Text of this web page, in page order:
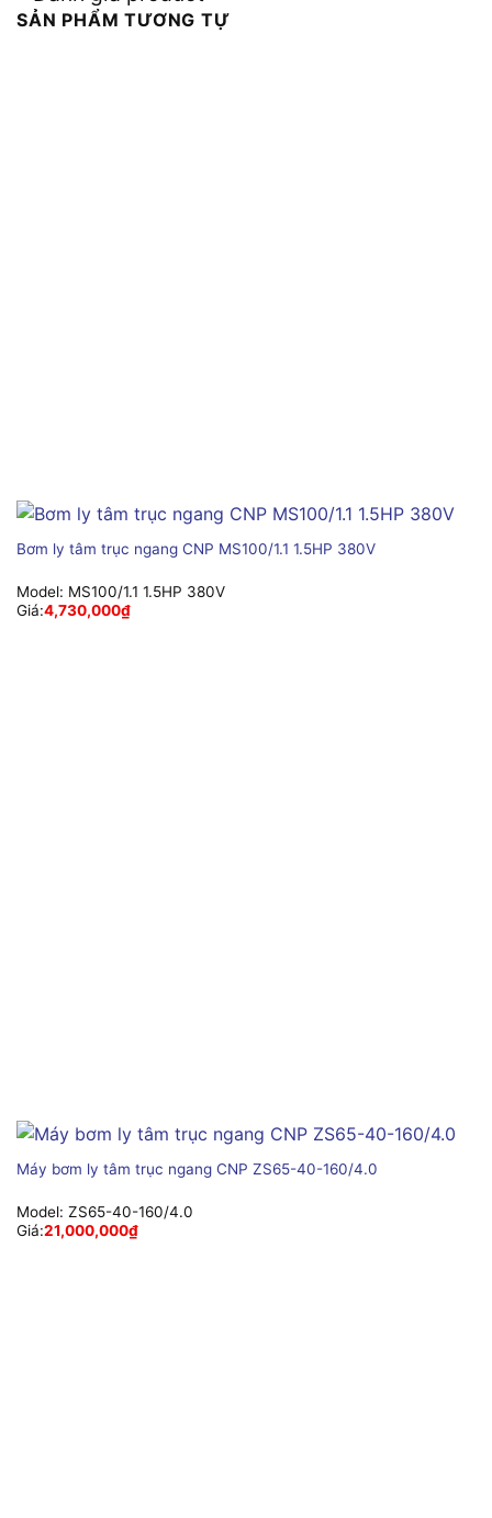
SẢN PHẨM TƯƠNG TỰ
Bơm ly tâm trục ngang CNP MS100/1.1 1.5HP 380V
Model: MS100/1.1 1.5HP 380V
Giá:4,730,000₫
Máy bơm ly tâm trục ngang CNP ZS65-40-160/4.0
Model: ZS65-40-160/4.0
Giá:21,000,000₫